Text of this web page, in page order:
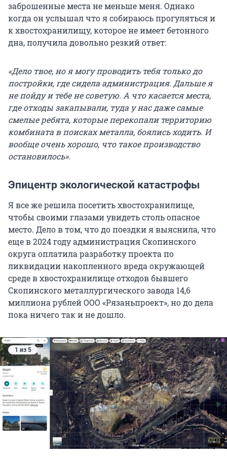
заброшенные места не меньше меня. Однако
когда он услышал что я собираюсь прогуляться и
к хвостохранилищу, которое не имеет бетонного
дна, получила довольно резкий ответ:
«Дело твое, но я могу проводить тебя только до
постройки, где сидела администрация. Дальше я
не пойду и тебе не советую. А что касается места,
где отходы закапывали, туда у нас даже самые
смелые ребята, которые перекопали территорию
комбината в поисках металла, боялись ходить. И
вообще очень хорошо, что такое производство
остановилось».
Эпицентр экологической катастрофы
Я все же решила посетить хвостохранилище,
чтобы своими глазами увидеть столь опасное
место. Дело в том, что до поездки я выяснила, что
еще в 2024 году администрация Скопинского
округа оплатила разработку проекта по
ликвидации накопленного вреда окружающей
среде в хвостохранилище отходов бывшего
Скопинского металлургического завода 14,6
миллиона рублей ООО «Рязаньпроект», но до дела
пока ничего так и не дошло.
1 из 5